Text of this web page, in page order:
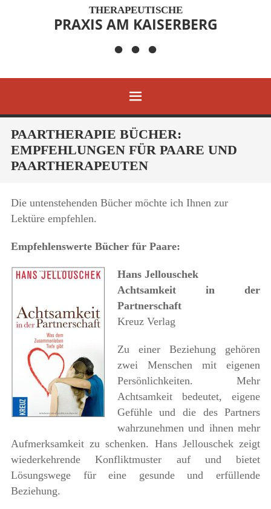
THERAPEUTISCHE
PRAXIS AM KAISERBERG
• • •
MENÜ
INHALT
SPRINGEN
PAARTHERAPIE BÜCHER:
EMPFEHLUNGEN FÜR PAARE UND
PAARTHERAPEUTEN
Die untenstehenden Bücher möchte ich Ihnen zur
Lektüre empfehlen.
Empfehlenswerte Bücher für Paare:
Hans Jellouschek
Achtsamkeit in der
Partnerschaft
Kreuz Verlag
Zu einer Beziehung gehören
zwei Menschen mit eigenen
Persönlichkeiten. Mehr
Achtsamkeit bedeutet, eigene
Gefühle und die des Partners
wahrzunehmen und ihnen mehr
Aufmerksamkeit zu schenken. Hans Jellouschek zeigt
wiederkehrende Konfliktmuster auf und bietet
Lösungswege für eine gesunde und erfüllende
Beziehung.